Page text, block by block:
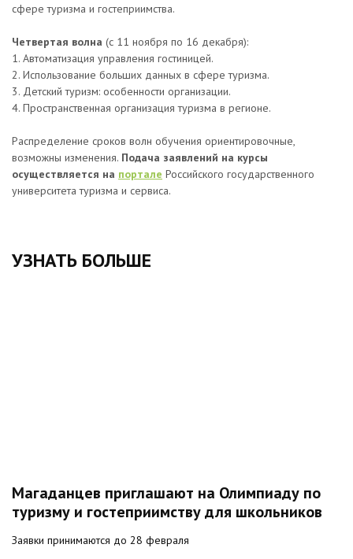
сфере туризма и гостеприимства.
Четвертая волна (с 11 ноября по 16 декабря):
1. Автоматизация управления гостиницей.
2. Использование больших данных в сфере туризма.
3. Детский туризм: особенности организации.
4. Пространственная организация туризма в регионе.
Распределение сроков волн обучения ориентировочные,
возможны изменения. Подача заявлений на курсы
осуществляется на портале Российского государственного
университета туризма и сервиса.
УЗНАТЬ БОЛЬШЕ
Магаданцев приглашают на Олимпиаду по
туризму и гостеприимству для школьников
Заявки принимаются до 28 февраля